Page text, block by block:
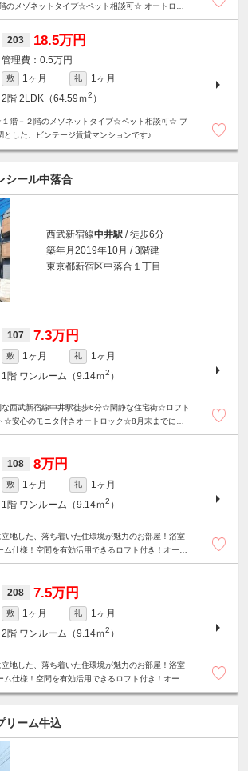
のメゾネットタイプ☆ペット相談可☆ オートロッ
203 18.5万円
0.5万円
敷 1ヶ月 礼
1ヶ月
2階 2LDK（64.59ｍ2 ）
階－２階のメゾネットタイプ☆ペット相談可☆ ブ
とした、ビンテージ賃貸マンションです♪
シール中落合
西武新宿線中井駅 / 徒歩6分
築年月2019年10月 / 3階建
東京都新宿区中落合１丁目
107 7.3万円
敷 1ヶ月 礼
1ヶ月
1階 ワンルーム（9.14ｍ2 ）
な西武新宿線中井駅徒歩6分☆閑静な住宅街☆ロフト
安心のモニタ付きオートロック☆8月末までにご成
108 8万円
敷 1ヶ月 礼
1ヶ月
1階 ワンルーム（9.14ｍ2 ）
地した、落ち着いた住環境が魅力のお部屋！浴室
仕様！空間を有効活用できるロフト付き！オート
208 7.5万円
敷 1ヶ月 礼
1ヶ月
2階 ワンルーム（9.14ｍ2 ）
地した、落ち着いた住環境が魅力のお部屋！浴室
仕様！空間を有効活用できるロフト付き！オート
リーム牛込